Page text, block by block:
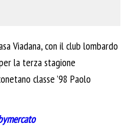
Viadana, con il club lombardo
la terza stagione
classe ’98 Paolo